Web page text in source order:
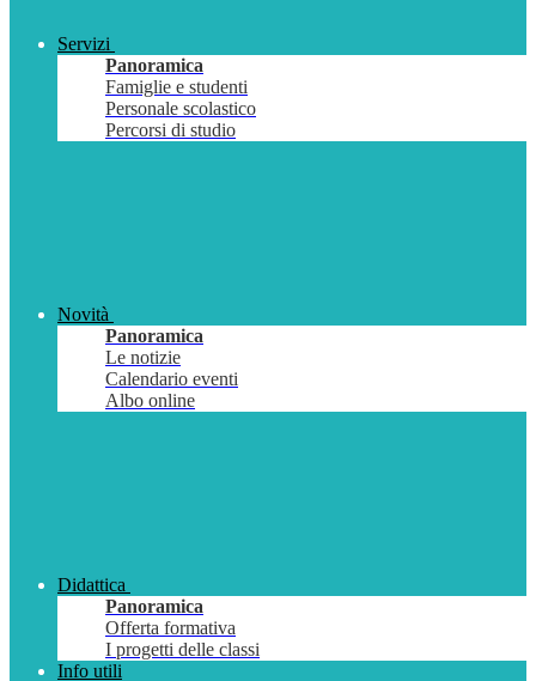
Servizi
Panoramica
Famiglie e studenti
Personale scolastico
Percorsi di studio
Novità
Panoramica
Le notizie
Calendario eventi
Albo online
Didattica
Panoramica
Offerta formativa
I progetti delle classi
Info utili